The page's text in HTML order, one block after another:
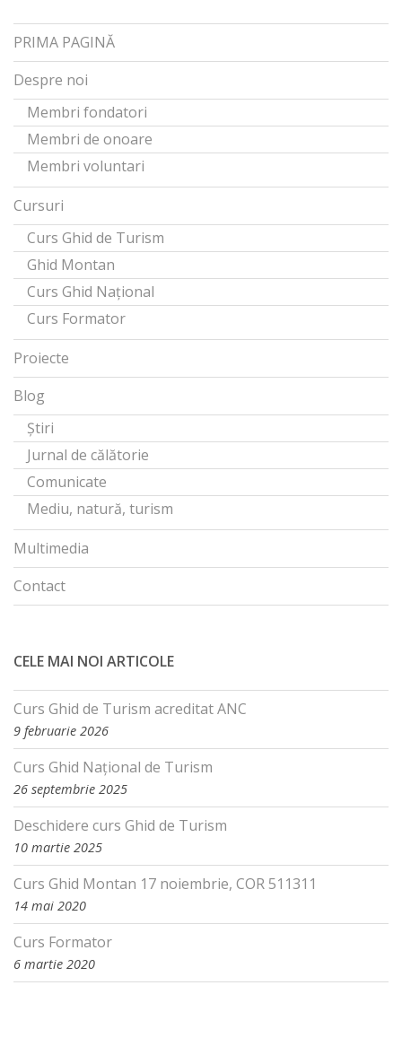
PRIMA PAGINĂ
Despre noi
Membri fondatori
Membri de onoare
Membri voluntari
Cursuri
Curs Ghid de Turism
Ghid Montan
Curs Ghid Național
Curs Formator
Proiecte
Blog
Știri
Jurnal de călătorie
Comunicate
Mediu, natură, turism
Multimedia
Contact
CELE MAI NOI ARTICOLE
Curs Ghid de Turism acreditat ANC
9 februarie 2026
Curs Ghid Național de Turism
26 septembrie 2025
Deschidere curs Ghid de Turism
10 martie 2025
Curs Ghid Montan 17 noiembrie, COR 511311
14 mai 2020
Curs Formator
6 martie 2020